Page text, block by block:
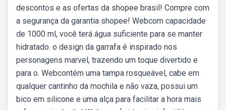
descontos e as ofertas da shopee brasil! Compre com
a segurança da garantia shopee! Webcom capacidade
de 1000 ml, você terá água suficiente para se manter
hidratado. o design da garrafa é inspirado nos
personagens marvel, trazendo um toque divertido e
para o. Webcontém uma tampa rosqueável, cabe em
qualquer cantinho da mochila e não vaza, possui um
bico em silicone e uma alça para facilitar a hora mais